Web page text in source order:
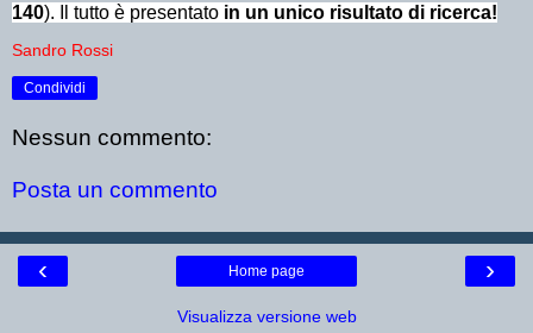
140). Il tutto è presentato in un unico risultato di ricerca!
Sandro Rossi
Condividi
Nessun commento:
Posta un commento
‹ ›
Home page
Visualizza versione web